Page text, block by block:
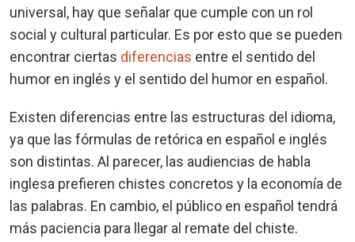
universal, hay que señalar que cumple con un rol
social y cultural particular. Es por esto que se pueden
encontrar ciertas diferencias entre el sentido del
humor en inglés y el sentido del humor en español.
Existen diferencias entre las estructuras del idioma,
ya que las fórmulas de retórica en español e inglés
son distintas. Al parecer, las audiencias de habla
inglesa prefieren chistes concretos y la economía de
las palabras. En cambio, el público en español tendrá
más paciencia para llegar al remate del chiste.